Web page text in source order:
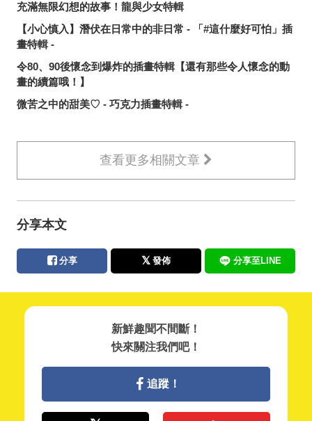
充滿無限幻想的故事！龍與少女特輯
【小心慎入】潛伏在日常中的非日常 - 「#這什麼好可怕」插
畫特輯 -
令80、90後懷念到爆炸的插畫特輯【還有那些令人懷念的動
畫的續篇哦！】
微苦之中的甜美♡ - 巧克力插畫特輯 -
查看更多相關文章
分享本文
分享 發佈 分享至LINE
新鮮趣聞不間斷！
快來關注我們吧！
追蹤！